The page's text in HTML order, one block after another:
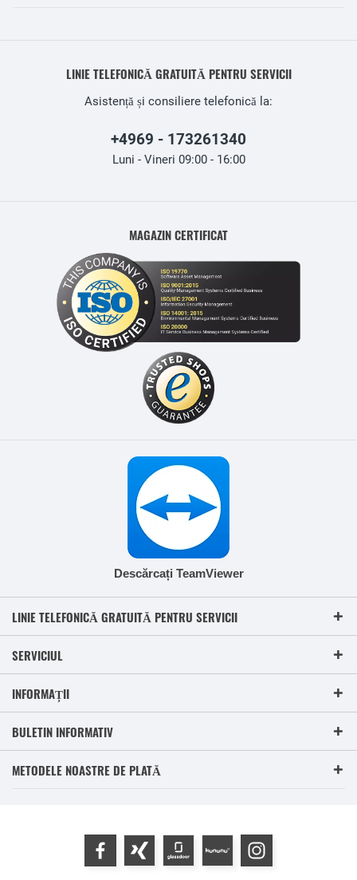
LINIE TELEFONICĂ GRATUITĂ PENTRU SERVICII
Asistență și consiliere telefonică la:
+4969 - 173261340
Luni - Vineri 09:00 - 16:00
MAGAZIN CERTIFICAT
Descărcați TeamViewer
LINIE TELEFONICĂ GRATUITĂ PENTRU SERVICII
SERVICIUL
INFORMAȚII
BULETIN INFORMATIV
METODELE NOASTRE DE PLATĂ